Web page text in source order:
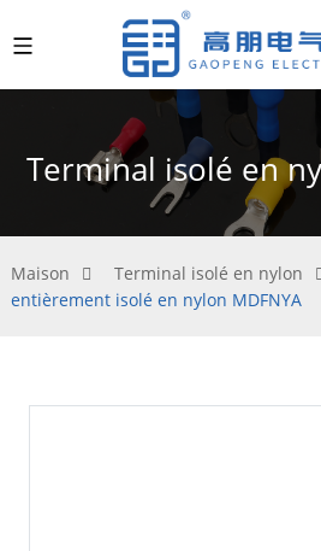
Terminal isolé en
Maison Terminal isolé en nylon
entièrement isolé en nylon MDFNYA